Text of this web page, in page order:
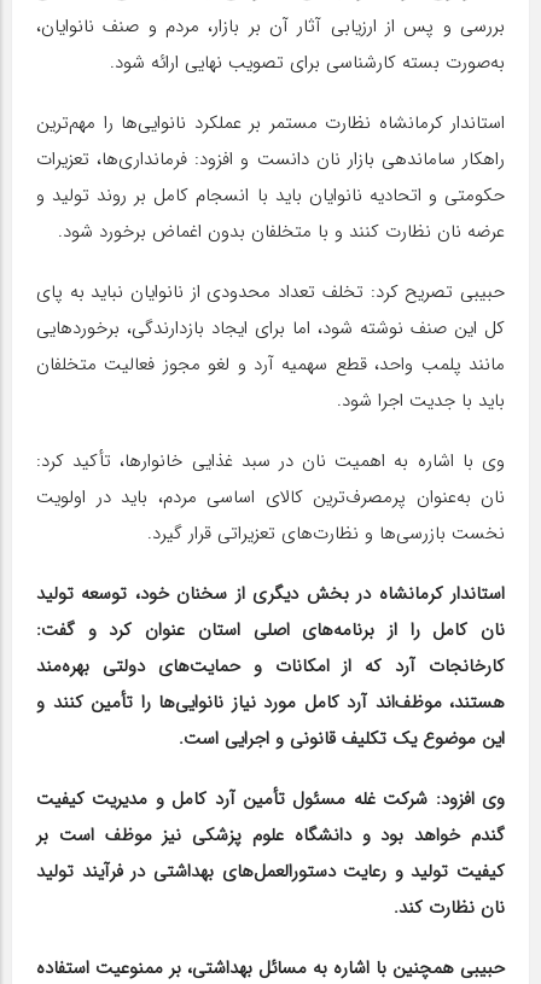
بررسی و پس از ارزیابی آثار آن بر بازار، مردم و صنف نانوایان،
به‌صورت بسته کارشناسی برای تصویب نهایی ارائه شود.
استاندار کرمانشاه نظارت مستمر بر عملکرد نانوایی‌ها را مهم‌ترین
راهکار ساماندهی بازار نان دانست و افزود: فرمانداری‌ها، تعزیرات
حکومتی و اتحادیه نانوایان باید با انسجام کامل بر روند تولید و
عرضه نان نظارت کنند و با متخلفان بدون اغماض برخورد شود.
حبیبی تصریح کرد: تخلف تعداد محدودی از نانوایان نباید به پای
کل این صنف نوشته شود، اما برای ایجاد بازدارندگی، برخوردهایی
مانند پلمب واحد، قطع سهمیه آرد و لغو مجوز فعالیت متخلفان
باید با جدیت اجرا شود.
وی با اشاره به اهمیت نان در سبد غذایی خانوارها، تأکید کرد:
نان به‌عنوان پرمصرف‌ترین کالای اساسی مردم، باید در اولویت
نخست بازرسی‌ها و نظارت‌های تعزیراتی قرار گیرد.
استاندار کرمانشاه در بخش دیگری از سخنان خود، توسعه تولید
نان کامل را از برنامه‌های اصلی استان عنوان کرد و گفت:
کارخانجات آرد که از امکانات و حمایت‌های دولتی بهره‌مند
هستند، موظف‌اند آرد کامل مورد نیاز نانوایی‌ها را تأمین کنند و
این موضوع یک تکلیف قانونی و اجرایی است.
وی افزود: شرکت غله مسئول تأمین آرد کامل و مدیریت کیفیت
گندم خواهد بود و دانشگاه علوم پزشکی نیز موظف است بر
کیفیت تولید و رعایت دستورالعمل‌های بهداشتی در فرآیند تولید
نان نظارت کند.
حبیبی همچنین با اشاره به مسائل بهداشتی، بر ممنوعیت استفاده